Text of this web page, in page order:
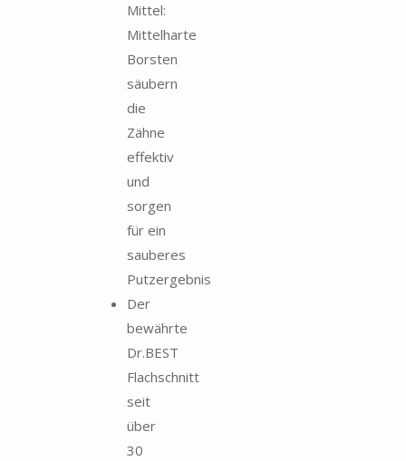
Mittel:
Mittelharte
Borsten
säubern
die
Zähne
effektiv
und
sorgen
für ein
sauberes
Putzergebnis
Der
bewährte
Dr.BEST
Flachschnitt
seit
über
30